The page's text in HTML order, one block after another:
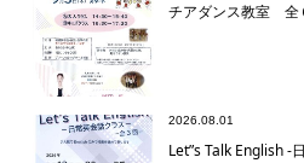
チアダンス教室 全
2026.08.01
Let”s Talk English -